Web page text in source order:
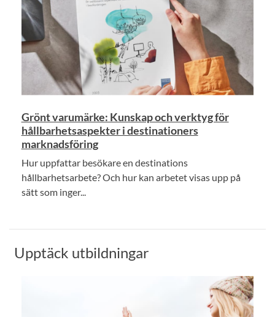
Grönt varumärke: Kunskap och verktyg för
hållbarhetsaspekter i destinationers
marknadsföring
Hur uppfattar besökare en destinations
hållbarhetsarbete? Och hur kan arbetet visas upp på
sätt som inger...
Upptäck utbildningar